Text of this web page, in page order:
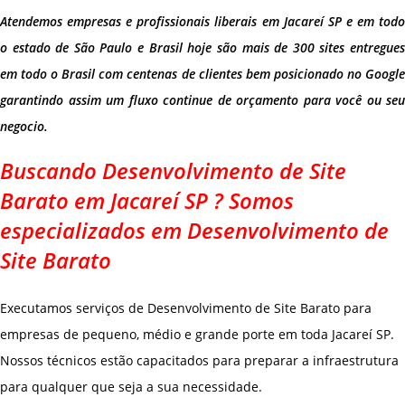
Atendemos empresas e profissionais liberais em Jacareí SP e em todo
o estado de São Paulo e Brasil hoje são mais de 300 sites entregues
em todo o Brasil com centenas de clientes bem posicionado no Google
garantindo assim um fluxo continue de orçamento para você ou seu
negocio.
Buscando Desenvolvimento de Site
Barato em Jacareí SP ? Somos
especializados em Desenvolvimento de
Site Barato
Executamos serviços de Desenvolvimento de Site Barato para
empresas de pequeno, médio e grande porte em toda Jacareí SP.
Nossos técnicos estão capacitados para preparar a infraestrutura
para qualquer que seja a sua necessidade.